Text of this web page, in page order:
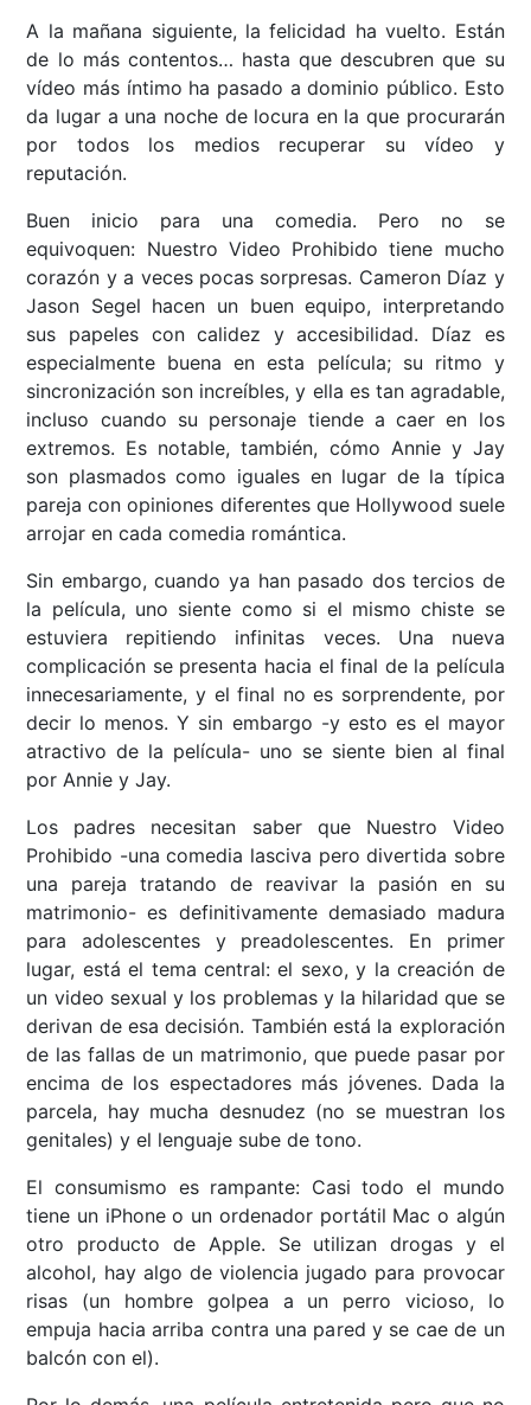
A la mañana siguiente, la felicidad ha vuelto. Están
de lo más contentos… hasta que descubren que su
vídeo más íntimo ha pasado a dominio público. Esto
da lugar a una noche de locura en la que procurarán
por todos los medios recuperar su vídeo y
reputación.
Buen inicio para una comedia. Pero no se
equivoquen: Nuestro Video Prohibido tiene mucho
corazón y a veces pocas sorpresas. Cameron Díaz y
Jason Segel hacen un buen equipo, interpretando
sus papeles con calidez y accesibilidad. Díaz es
especialmente buena en esta película; su ritmo y
sincronización son increíbles, y ella es tan agradable,
incluso cuando su personaje tiende a caer en los
extremos. Es notable, también, cómo Annie y Jay
son plasmados como iguales en lugar de la típica
pareja con opiniones diferentes que Hollywood suele
arrojar en cada comedia romántica.
Sin embargo, cuando ya han pasado dos tercios de
la película, uno siente como si el mismo chiste se
estuviera repitiendo infinitas veces. Una nueva
complicación se presenta hacia el final de la película
innecesariamente, y el final no es sorprendente, por
decir lo menos. Y sin embargo -y esto es el mayor
atractivo de la película- uno se siente bien al final
por Annie y Jay.
Los padres necesitan saber que Nuestro Video
Prohibido -una comedia lasciva pero divertida sobre
una pareja tratando de reavivar la pasión en su
matrimonio- es definitivamente demasiado madura
para adolescentes y preadolescentes. En primer
lugar, está el tema central: el sexo, y la creación de
un video sexual y los problemas y la hilaridad que se
derivan de esa decisión. También está la exploración
de las fallas de un matrimonio, que puede pasar por
encima de los espectadores más jóvenes. Dada la
parcela, hay mucha desnudez (no se muestran los
genitales) y el lenguaje sube de tono.
El consumismo es rampante: Casi todo el mundo
tiene un iPhone o un ordenador portátil Mac o algún
otro producto de Apple. Se utilizan drogas y el
alcohol, hay algo de violencia jugado para provocar
risas (un hombre golpea a un perro vicioso, lo
empuja hacia arriba contra una pared y se cae de un
balcón con el).